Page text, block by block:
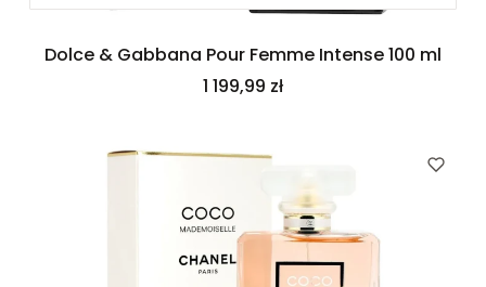
Dolce & Gabbana Pour Femme Intense 100 ml
Cena
1 199,99 zł